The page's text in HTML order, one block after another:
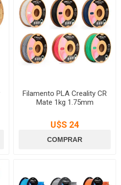
Filamento PLA Creality CR
Mate 1kg 1.75mm
U$S 24